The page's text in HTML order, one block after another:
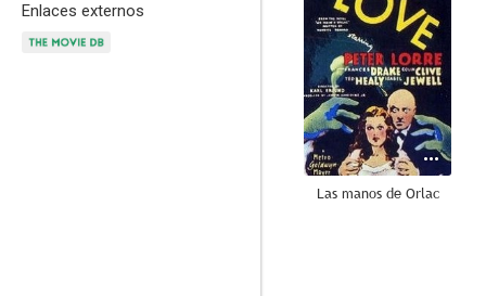
Enlaces externos
Las manos de Orlac